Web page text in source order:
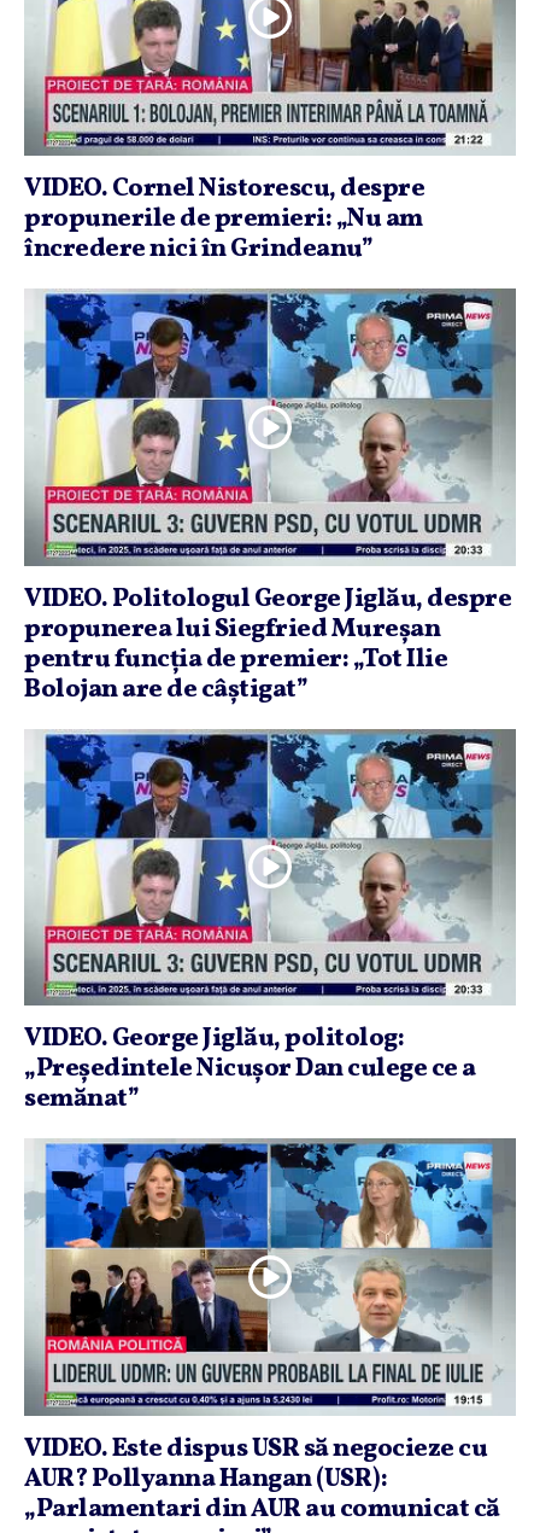
VIDEO. Cornel Nistorescu, despre
propunerile de premieri: „Nu am
încredere nici în Grindeanu”
VIDEO. Politologul George Jiglău, despre
propunerea lui Siegfried Mureşan
pentru funcţia de premier: „Tot Ilie
Bolojan are de câştigat”
VIDEO. George Jiglău, politolog:
„Preşedintele Nicuşor Dan culege ce a
semănat”
VIDEO. Este dispus USR să negocieze cu
AUR? Pollyanna Hangan (USR):
„Parlamentari din AUR au comunicat că